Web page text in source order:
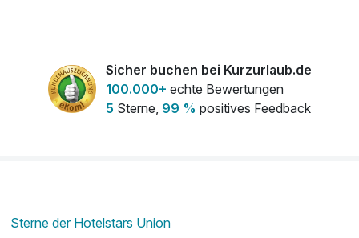
Sicher buchen bei Kurzurlaub.de
100.000+ echte Bewertungen
5 Sterne, 99 % positives Feedback
Sterne der Hotelstars Union